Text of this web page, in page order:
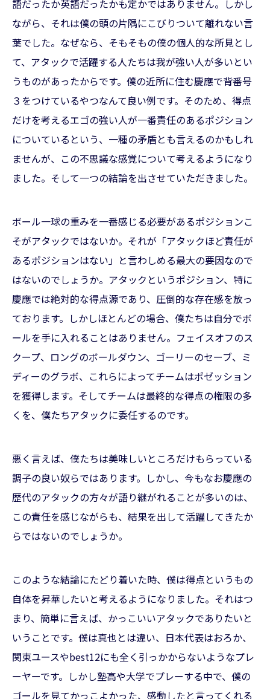
語だったか英語だったかも定かではありません。しかし
ながら、それは僕の頭の片隅にこびりついて離れない言
葉でした。なぜなら、そもそもの僕の個人的な所見とし
て、アタックで活躍する人たちは我が強い人が多いとい
うものがあったからです。僕の近所に住む慶應で背番号
３をつけているやつなんて良い例です。そのため、得点
だけを考えるエゴの強い人が一番責任のあるポジション
についているという、一種の矛盾とも言えるのかもしれ
ませんが、この不思議な感覚について考えるようになり
ました。そして一つの結論を出させていただきました。
ボール一球の重みを一番感じる必要があるポジションこ
そがアタックではないか。それが「アタックほど責任が
あるポジションはない」と言わしめる最大の要因なので
はないのでしょうか。アタックというポジション、特に
慶應では絶対的な得点源であり、圧倒的な存在感を放っ
ております。しかしほとんどの場合、僕たちは自分でボ
ールを手に入れることはありません。フェイスオフのス
クープ、ロングのボールダウン、ゴーリーのセーブ、ミ
ディーのグラボ、これらによってチームはポゼッション
を獲得します。そしてチームは最終的な得点の権限の多
くを、僕たちアタックに委任するのです。
悪く言えば、僕たちは美味しいところだけもらっている
調子の良い奴らではあります。しかし、今もなお慶應の
歴代のアタックの方々が語り継がれることが多いのは、
この責任を感じながらも、結果を出して活躍してきたか
らではないのでしょうか。
このような結論にたどり着いた時、僕は得点というもの
自体を昇華したいと考えるようになりました。それはつ
まり、簡単に言えば、かっこいいアタックでありたいと
いうことです。僕は真也とは違い、日本代表はおろか、
関東ユースやbest12にも全く引っかからないようなプレ
ーヤーです。しかし塾高や大学でプレーする中で、僕の
ゴールを見てかっこよかった、感動したと言ってくれる